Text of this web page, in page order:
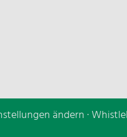
ändern ·